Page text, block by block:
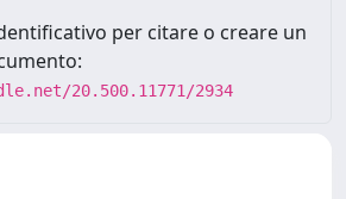
per citare o creare un
20.500.11771/2934